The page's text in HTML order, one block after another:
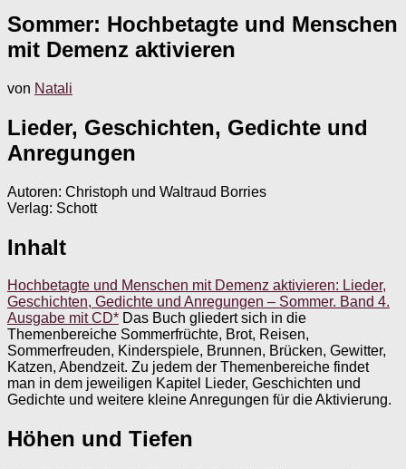
Sommer: Hochbetagte und Menschen
mit Demenz aktivieren
von Natali
Lieder, Geschichten, Gedichte und
Anregungen
Autoren: Christoph und Waltraud Borries
Verlag: Schott
Inhalt
Hochbetagte und Menschen mit Demenz aktivieren: Lieder,
Geschichten, Gedichte und Anregungen – Sommer. Band 4.
Ausgabe mit CD* Das Buch gliedert sich in die
Themenbereiche Sommerfrüchte, Brot, Reisen,
Sommerfreuden, Kinderspiele, Brunnen, Brücken, Gewitter,
Katzen, Abendzeit. Zu jedem der Themenbereiche findet
man in dem jeweiligen Kapitel Lieder, Geschichten und
Gedichte und weitere kleine Anregungen für die Aktivierung.
Höhen und Tiefen